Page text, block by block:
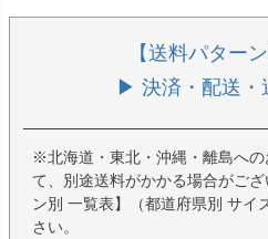
【送料パター
▶ 決済・配送・
※北海道・東北・沖縄・離島へ
て、別途送料がかかる場合がご
ン別 一覧表】（都道府県別 サイ
さい。